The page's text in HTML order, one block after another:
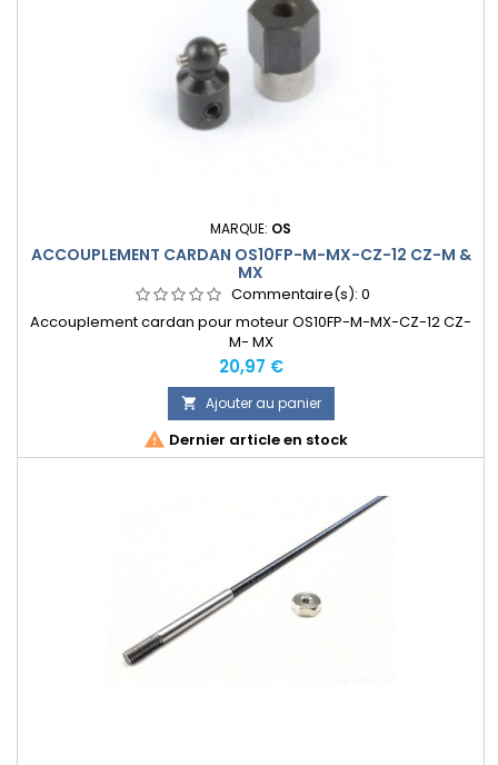
MARQUE: OS
ACCOUPLEMENT CARDAN OS10FP-M-MX-CZ-12 CZ-M &
MX
Commentaire(s): 0
Accouplement cardan pour moteur OS10FP-M-MX-CZ-12 CZ-
M- MX
Prix
20,97 €
 Ajouter au panier
 Dernier article en stock